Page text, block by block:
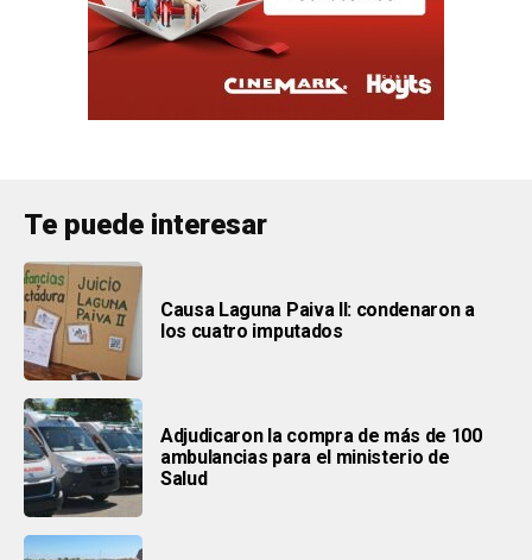
Te puede interesar
Causa Laguna Paiva II: condenaron a
los cuatro imputados
Adjudicaron la compra de más de 100
ambulancias para el ministerio de
Salud